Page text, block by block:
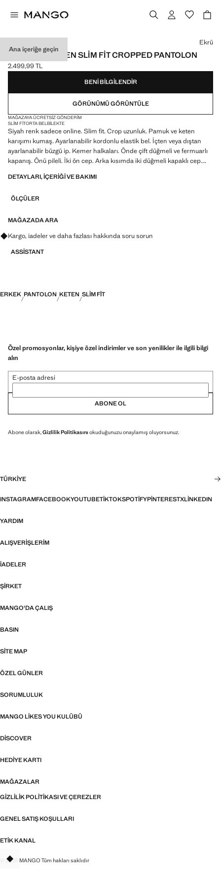
Ana içeriğe geçin
PAMUKLU KETEN SLIM FIT CROPPED PANTOLON
Güncel fiyat [2.499,99 TL ]
2.499,99 TL
Bir renk seçin
Ekrü
BENI BILGILENDIR
GÖRÜNÜMÜ GÖRÜNTÜLE
MAĞAZAYA ÜCRETSIZ GÖNDERIM
SLIM FITORTA BELBILEKTE
Siyah renk sadece online. Slim fit. Crop uzunluk. Pamuk ve keten
karışımı kumaş. Ayarlanabilir kordonlu elastik bel. İçten veya dıştan
ayarlanabilir büzgü ip. Kemer halkaları. Önde çift düğmeli ve fermuarlı
kapanış. Önü pileli. İki ön cep. Arka kısımda iki düğmeli kapaklı cep.
DETAYLARI, IÇERIĞI VE BAKIMI
ÖLÇÜLER
MAĞAZADA ARA
Kargo, iadeler ve daha fazlası hakkında soru sorun
ASSISTANT
ERKEK PANTOLON KETEN SLIM FIT
Özel promosyonlar, kişiye özel indirimler ve son yenilikler ile ilgili bilgi
alın
E-posta adresi
ABONE OL
Abone olarak,Gizlilik Politikasını okuduğunuzu onaylamış oluyorsunuz.
TÜRKIYE
INSTAGRAMFACEBOOKYOUTUBETIKTOKSPOTIFYPINTERESTXLINKEDIN
YARDIM
ALIŞVERIŞLERIM
İADELER
ŞIRKET
MANGO'DA ÇALIŞ
BASIN
SITE MAP
ÖZEL GÜNLER
SORUMLULUK
MANGO LIKES YOU KULÜBÜ
DISCOVER
HEDIYE KARTI
MAĞAZALAR
GIZLILIK POLITIKASI VE ÇEREZLER
GENEL SATIŞ KOŞULLARI
ETIK KANAL
© 2026 MANGO Tüm hakları saklıdır